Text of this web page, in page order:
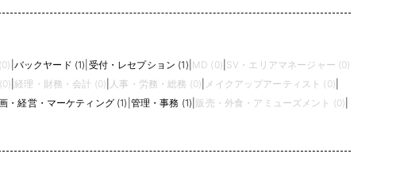
バックヤード (1) 受付・レセプション (1) MD (0) SV・エリアマネージャー (0)
|経理・財務・会計 (0) 人事・労務・総務 (0) メイクアップアーティスト (0)
・経営・マーケティング (1) 管理・事務 (1) 販売・外食・アミューズメント (0)